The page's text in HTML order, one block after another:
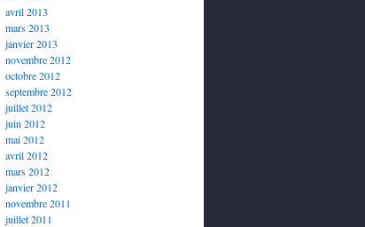
avril 2013
mars 2013
janvier 2013
novembre 2012
octobre 2012
septembre 2012
juillet 2012
juin 2012
mai 2012
avril 2012
mars 2012
janvier 2012
novembre 2011
juillet 2011